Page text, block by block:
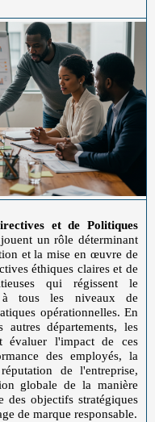
et de Politiques
un rôle déterminant
et la mise en œuvre de
éthiques claires et de
qui régissent le
à tous les niveaux de
opérationnelles. En
autres départements, les
évaluer l'impact de ces
des employés, la
de l'entreprise,
globale de la manière
des objectifs stratégiques
de marque responsable.